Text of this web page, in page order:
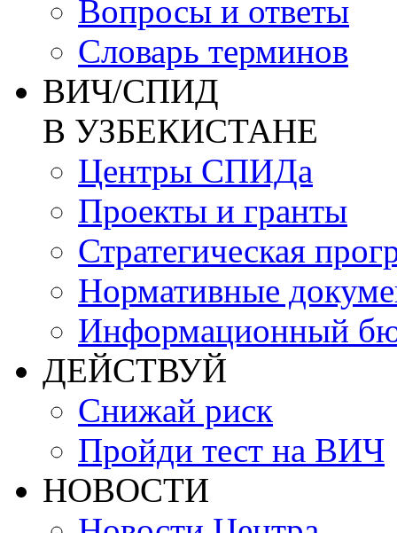
Вопросы и ответы
Словарь терминов
ВИЧ/СПИД
В УЗБЕКИСТАНЕ
Центры СПИДа
Проекты и гранты
Стратегическая
Нормативные
Информационный
ДЕЙСТВУЙ
Снижай риск
Пройди тест на ВИЧ
НОВОСТИ